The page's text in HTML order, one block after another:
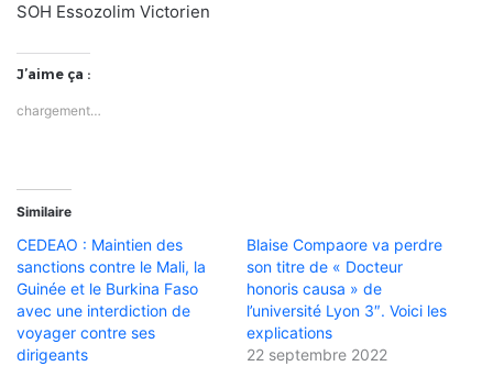
SOH Essozolim Victorien
J’aime ça :
chargement…
Similaire
CEDEAO : Maintien des
sanctions contre le Mali, la
Guinée et le Burkina Faso
avec une interdiction de
voyager contre ses
dirigeants
Blaise Compaore va perdre
son titre de « Docteur
honoris causa » de
l’université Lyon 3″. Voici les
explications
22 septembre 2022